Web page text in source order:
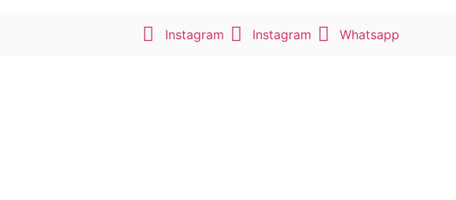
Instagram Instagram Whatsapp